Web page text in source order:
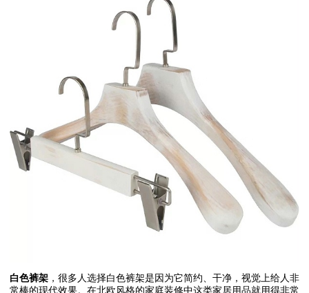
白色裤架 ，很多人选择白色裤架是因为它简约、干净，视觉上给人非
常棒的现代效果。在北欧风格的家庭装修中这类家居用品就用得非常